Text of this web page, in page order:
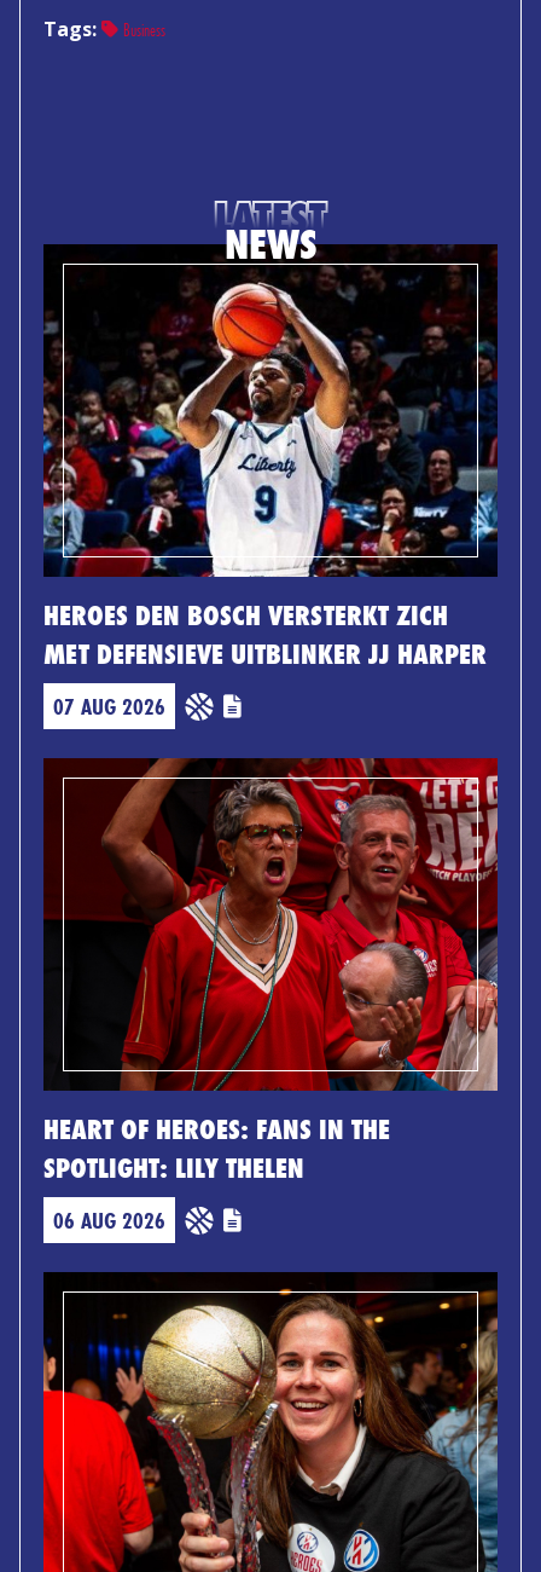
Tags:
Business
LATEST
NEWS
HEROES DEN BOSCH VERSTERKT ZICH
MET DEFENSIEVE UITBLINKER JJ HARPER
07 AUG 2026
HEART OF HEROES: FANS IN THE
SPOTLIGHT: LILY THELEN
06 AUG 2026